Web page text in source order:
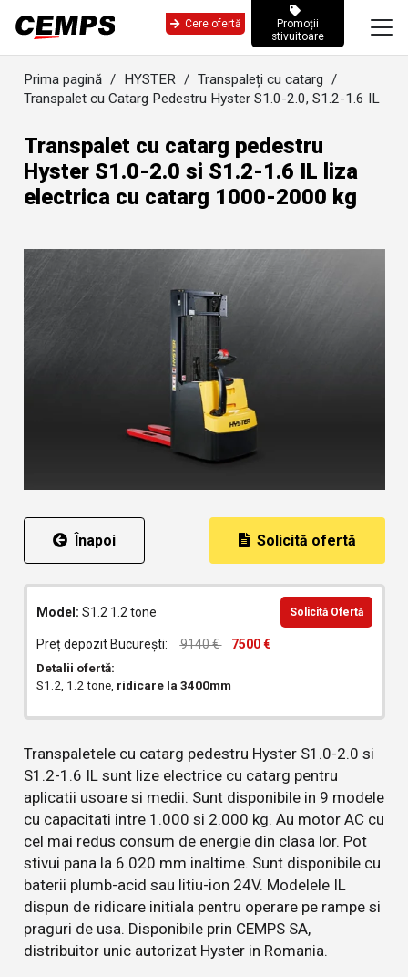
Cere ofertă
Promoții
stivuitoare
Prima pagină / HYSTER / Transpaleți cu catarg /
Transpalet cu Catarg Pedestru Hyster S1.0-2.0, S1.2-1.6 IL
Transpalet cu catarg pedestru
Hyster S1.0-2.0 si S1.2-1.6 IL liza
electrica cu catarg 1000-2000 kg
Înapoi Solicită ofertă
Model: S1.2 1.2 tone Solicită Ofertă
Preț depozit București: 9140 €
7500 €
Detalii ofertă:
S1.2, 1.2 tone, ridicare la 3400mm
Transpaletele cu catarg pedestru Hyster S1.0-2.0 si
S1.2-1.6 IL sunt lize electrice cu catarg pentru
aplicatii usoare si medii. Sunt disponibile in 9 modele
cu capacitati intre 1.000 si 2.000 kg. Au motor AC cu
cel mai redus consum de energie din clasa lor. Pot
stivui pana la 6.020 mm inaltime. Sunt disponibile cu
baterii plumb-acid sau litiu-ion 24V. Modelele IL
dispun de ridicare initiala pentru operare pe rampe si
praguri de usa. Disponibile prin CEMPS SA,
distribuitor unic autorizat Hyster in Romania.